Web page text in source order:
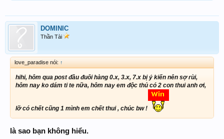
DOMINIC
Thần Tài
love_paradise nói: ↑
hihi, hôm qua post đầu đuôi hàng 0.x, 3.x, 7.x bị ý kiến nên sợ rùi,
hôm nay ko dám ti te nữa, hôm nay em độc thủ có 2 con thui anh ơi,
lỡ có chết cũng 1 mình em chết thui , chúc bw !
là sao bạn không hiểu.